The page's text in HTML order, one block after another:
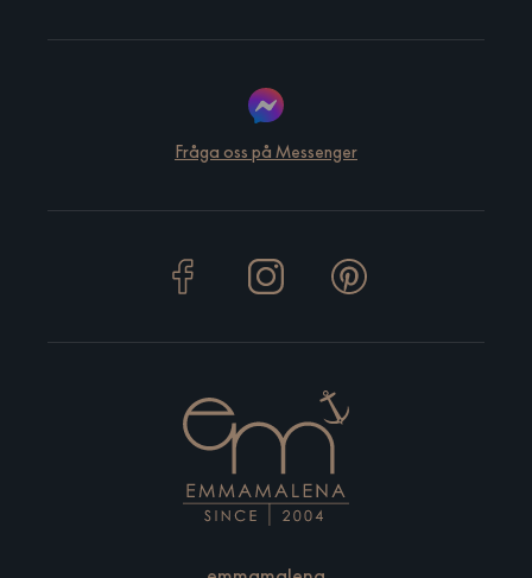
Fråga oss på Messenger